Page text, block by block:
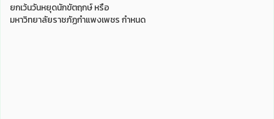
ยกเว้นวันหยุดนักขัตฤกษ์ หรือ
มหาวิทยาลัยราชภัฏกำแพงเพชร กำหนด